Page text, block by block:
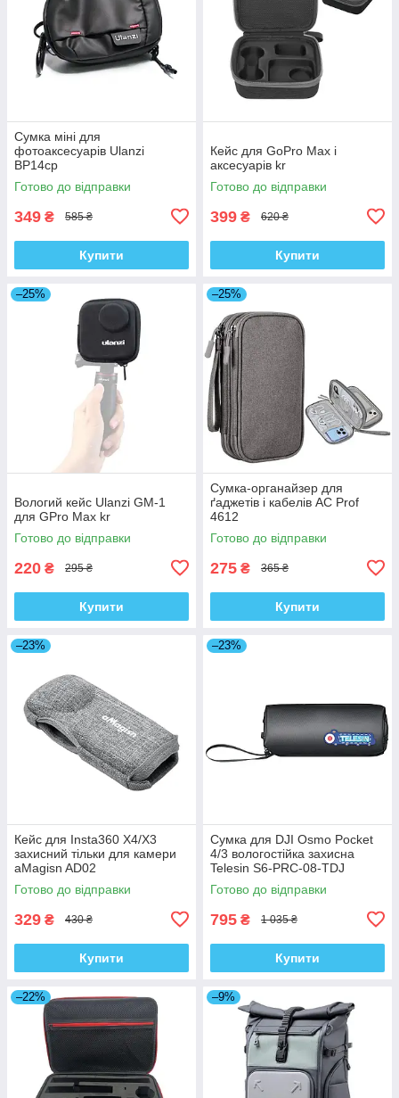
Сумка міні для
фотоаксесуарів Ulanzi
BP14cp
Готово до відправки
349 ₴ 585 ₴
Купити
Кейс для GoPro Max і
аксесуарів kr
Готово до відправки
399 ₴ 620 ₴
Купити
–25%
Вологий кейс Ulanzi GM-1
для GPro Max kr
Готово до відправки
220 ₴ 295 ₴
Купити
–25%
Сумка-органайзер для
ґаджетів і кабелів AC Prof
4612
Готово до відправки
275 ₴ 365 ₴
Купити
–23%
Кейс для Insta360 X4/X3
захисний тільки для камери
aMagisn AD02
Готово до відправки
329 ₴ 430 ₴
Купити
–23%
Сумка для DJI Osmo Pocket
4/3 вологостійка захисна
Telesin S6-PRC-08-TDJ
Готово до відправки
795 ₴ 1 035 ₴
Купити
–22% –9%